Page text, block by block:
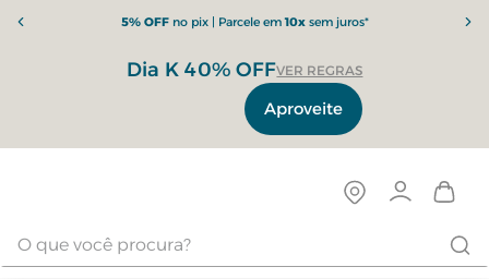
5% OFFno pix | Parcele em10xsem juros*
Dia K 40% OFFVER REGRAS
Aproveite